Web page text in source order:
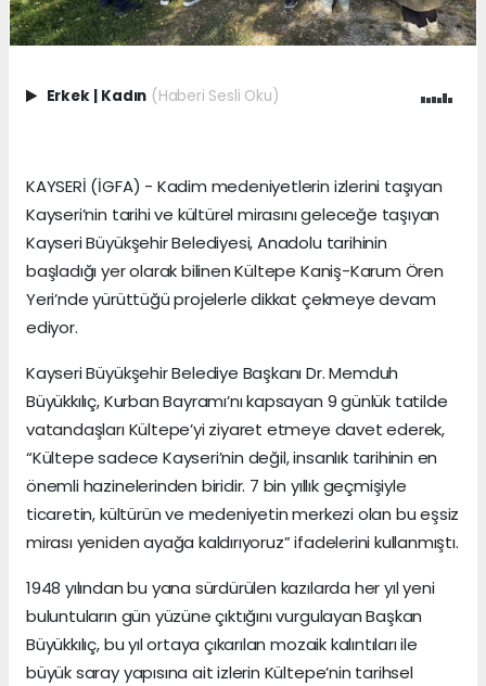
Erkek Kadın (Haberi Sesli Oku)
KAYSERİ (İGFA) - Kadim medeniyetlerin izlerini taşıyan
Kayseri’nin tarihi ve kültürel mirasını geleceğe taşıyan
Kayseri Büyükşehir Belediyesi, Anadolu tarihinin
başladığı yer olarak bilinen Kültepe Kaniş-Karum Ören
Yeri’nde yürüttüğü projelerle dikkat çekmeye devam
ediyor.
Kayseri Büyükşehir Belediye Başkanı Dr. Memduh
Büyükkılıç, Kurban Bayramı’nı kapsayan 9 günlük tatilde
vatandaşları Kültepe’yi ziyaret etmeye davet ederek,
“Kültepe sadece Kayseri’nin değil, insanlık tarihinin en
önemli hazinelerinden biridir. 7 bin yıllık geçmişiyle
ticaretin, kültürün ve medeniyetin merkezi olan bu eşsiz
mirası yeniden ayağa kaldırıyoruz” ifadelerini kullanmıştı.
1948 yılından bu yana sürdürülen kazılarda her yıl yeni
buluntuların gün yüzüne çıktığını vurgulayan Başkan
Büyükkılıç, bu yıl ortaya çıkarılan mozaik kalıntıları ile
büyük saray yapısına ait izlerin Kültepe’nin tarihsel